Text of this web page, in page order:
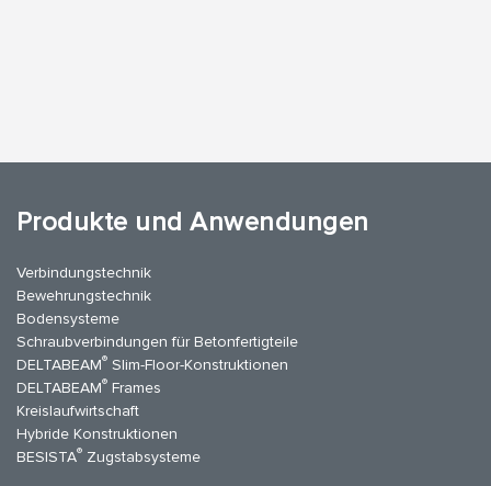
Produkte und Anwendungen
Verbindungstechnik
Bewehrungstechnik
Bodensysteme
Schraubverbindungen für Betonfertigteile
DELTABEAM® Slim-Floor-Konstruktionen
DELTABEAM® Frames
Kreislaufwirtschaft
Hybride Konstruktionen
BESISTA® Zugstabsysteme